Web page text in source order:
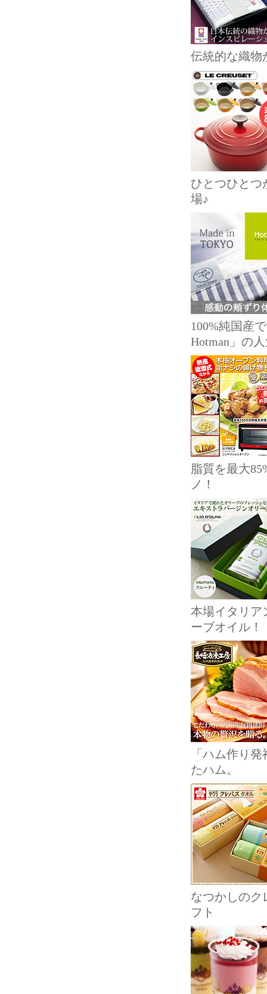
伝統的な織物
ひとつひとつ
場♪
100%純国産
Hotman」の
脂質を最大
ノ！
本場イタリア
ーブオイル！
「ハム作り
たハム。
なつかしのク
フト